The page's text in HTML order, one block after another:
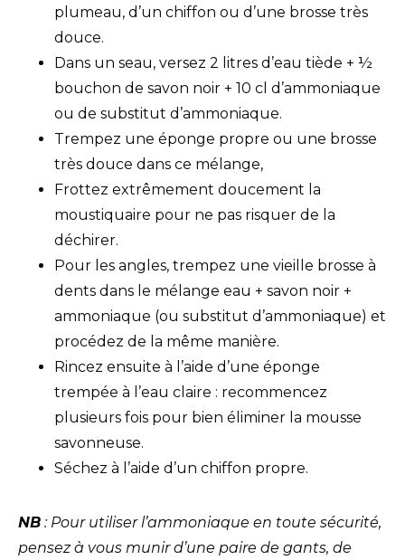
plumeau, d’un chiffon ou d’une brosse très
douce.
Dans un seau, versez 2 litres d’eau tiède + ½
bouchon de savon noir + 10 cl d’ammoniaque
ou de substitut d’ammoniaque.
Trempez une éponge propre ou une brosse
très douce dans ce mélange,
Frottez extrêmement doucement la
moustiquaire pour ne pas risquer de la
déchirer.
Pour les angles, trempez une vieille brosse à
dents dans le mélange eau + savon noir +
ammoniaque (ou substitut d’ammoniaque) et
procédez de la même manière.
Rincez ensuite à l’aide d’une éponge
trempée à l’eau claire : recommencez
plusieurs fois pour bien éliminer la mousse
savonneuse.
Séchez à l’aide d’un chiffon propre.
NB : Pour utiliser l’ammoniaque en toute sécurité,
pensez à vous munir d’une paire de gants, de